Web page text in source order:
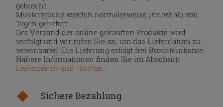
gebracht.
Musterstücke werden normalerweise innerhalb von
Tagen geliefert.
Der Versand der online gekauften Produkte wird
verfolgt und wir rufen Sie an, um das Lieferdatum zu
vereinbaren. Die Lieferung erfolgt frei Bordsteinkante.
Nähere Informationen finden Sie im Abschnitt
Lieferzeiten und -kosten
Sichere Bezahlung